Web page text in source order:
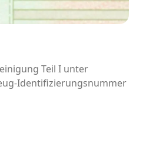
Teil I unter
Identifizierungsnummer